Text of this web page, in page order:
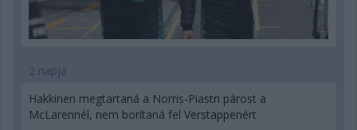
2 napja
Hakkinen megtartaná a Norris-Piastri párost a
McLarennél, nem borítaná fel Verstappenért